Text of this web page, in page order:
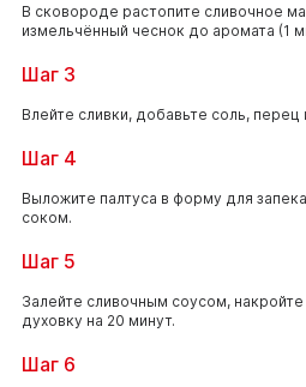
В сковороде растопите сливочное
измельчённый чеснок до аромата (1
Шаг 3
Влейте сливки, добавьте соль,
Шаг 4
Выложите палтуса в форму для
соком.
Шаг 5
Залейте сливочным соусом,
духовку на 20 минут.
Шаг 6